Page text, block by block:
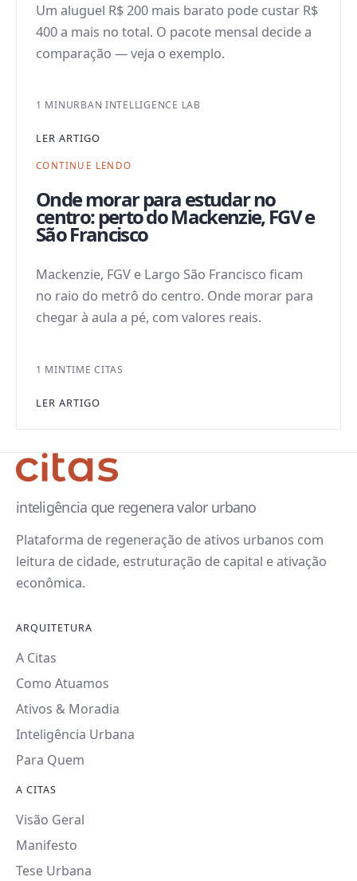
Um aluguel R$ 200 mais barato pode custar R$
400 a mais no total. O pacote mensal decide a
comparação — veja o exemplo.
1 MINURBAN INTELLIGENCE LAB
LER ARTIGO
CONTINUE LENDO
Onde morar para estudar no
centro: perto do Mackenzie, FGV e
São Francisco
Mackenzie, FGV e Largo São Francisco ficam
no raio do metrô do centro. Onde morar para
chegar à aula a pé, com valores reais.
1 MINTIME CITAS
LER ARTIGO
inteligência que regenera valor urbano
Plataforma de regeneração de ativos urbanos com
leitura de cidade, estruturação de capital e ativação
econômica.
ARQUITETURA
A Citas
Como Atuamos
Ativos & Moradia
Inteligência Urbana
Para Quem
A CITAS
Visão Geral
Manifesto
Tese Urbana